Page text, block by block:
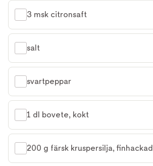
3 msk citronsaft
salt
svartpeppar
1 dl bovete, kokt
200 g färsk kruspersilja, finhackad